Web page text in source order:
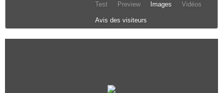
Test Preview Images Vidéos
Avis des visiteurs